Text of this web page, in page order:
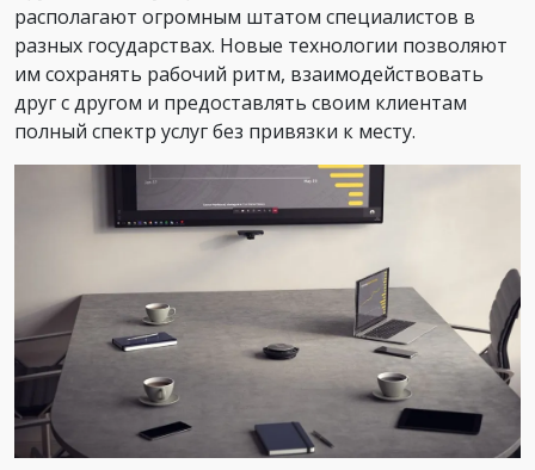
располагают огромным штатом специалистов в
разных государствах. Новые технологии позволяют
им сохранять рабочий ритм, взаимодействовать
друг с другом и предоставлять своим клиентам
полный спектр услуг без привязки к месту.